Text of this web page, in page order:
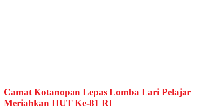
Camat Kotanopan Lepas Lomba Lari Pelajar
Meriahkan HUT Ke-81 RI